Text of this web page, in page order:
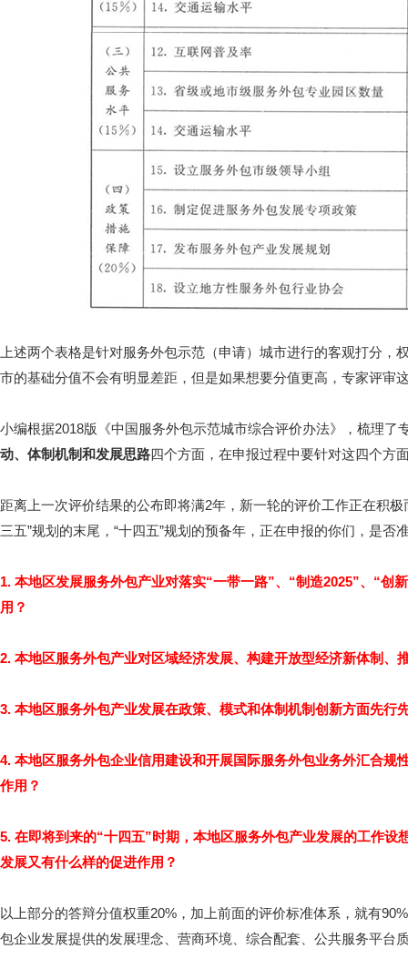
上述两个表格是针对服务外包示范（申请）城市进行的客观打分
市的基础分值不会有明显差距，但是如果想要分值更高，专家评审
小编根据2018版《中国服务外包示范城市综合评价办法》，梳理了
动、体制机制和发展思路四个方面，在申报过程中要针对这四个方
距离上一次评价结果的公布即将满2年，新一轮的评价工作正在积
三五”规划的末尾，“十四五”规划的预备年，正在申报的你们，是否
1. 本地区发展服务外包产业对落实“一带一路”、“制造2025”、“创
用？
2. 本地区服务外包产业对区域经济发展、构建开放型经济新体制、
3. 本地区服务外包产业发展在政策、模式和体制机制创新方面先行
4. 本地区服务外包企业信用建设和开展国际服务外包业务外汇合规
作用？
5. 在即将到来的“十四五”时期，本地区服务外包产业发展的工作
发展又有什么样的促进作用？
以上部分的答辩分值权重20%，加上前面的评价标准体系，就有
包企业发展提供的发展理念、营商环境、综合配套、公共服务平台